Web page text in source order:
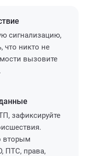
сигнализацию,
что никто не
вызовите
зафиксируйте
вторым
ПТС, права,